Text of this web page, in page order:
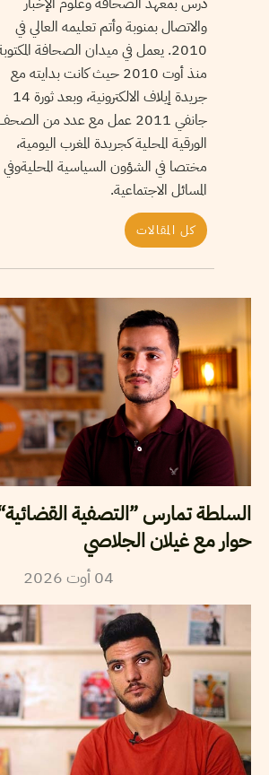
والاتصال بمنوبة وأتم تعليمه العالي في
2010. يعمل في ميدان الصحافة
منذ أوت 2010 حيث كانت بدايته مع
جريدة إيلاف الالكترونية، وبعد ثورة 14
جانفي 2011 عمل مع عدد من
الورقية المحلية كجريدة المغرب اليومية،
مختصا في الشؤون السياسية المحليةوفي
المسائل الاجتماعية.
كل المقالات
السلطة تمارس ”التصفية القضائية“
حوار مع غيلان الجلاصي
04 أوت2026